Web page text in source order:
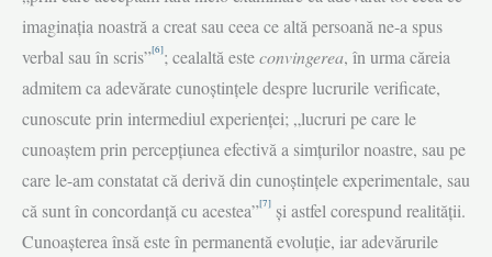
imaginaţia noastră a creat sau ceea ce altă persoană ne-a spus
verbal sau în scris”[6]; cealaltă esteconvingerea, în urma căreia
admitem ca adevărate cunoştinţele despre lucrurile verificate,
cunoscute prin inter­mediul experienţei; „lucruri pe care le
cunoaştem prin percepţiunea efectivă a simţurilor noastre, sau pe
care le-am constatat că derivă din cunoştinţele expe­rimentale, sau
că sunt în concordanţă cu acestea”[7] și astfel corespund realității.
Cunoaşterea însă este în permanentă evoluţie, iar adevărurile